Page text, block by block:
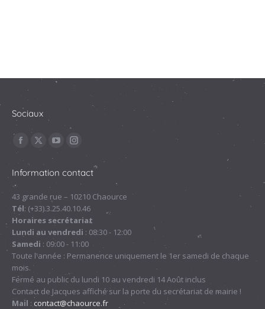
Sociaux
Trouvez nous sur :
La
page
Facebook
s'ouvre
dans
une
nouvelle
fenêtre
La
X
s'ouvre
dans
une
nouvelle
fenêtre
YouTube
s'ouvre
dans
une
nouvelle
fenêtre
La
Instagram
s'ouvre
dans
une
nouvelle
fenêtre
Information contact
43 grande rue – 10210 Chaource
Tél: (+33).3.25.40.10.46
Horaires secrétariat
Lundi au vendredi : 08:30 - 12:00
Samedi : 09:00 - 11:00
Toute l'année : Permanence uniquement le 1er samedi de chaque
mois.
Fermé au public du lundi 10 au vendredi 14 Août inclus
Contact de Jacques affiché sur la porte du secrétariat de mairie !
Mail : contact@chaource.fr